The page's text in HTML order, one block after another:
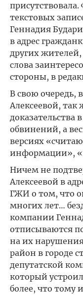
текстовых
Геннадия
в адрес
других
слова
стороны, в
В свою очередь,
Алексеевой, так
доказательства
обвинений, а
версиях
информации»,
Ничем не
Алексеевой в
ГЖИ о том, что
многих лет…
компании
отписываются
на их
район в городе
депутатской
который
более, что